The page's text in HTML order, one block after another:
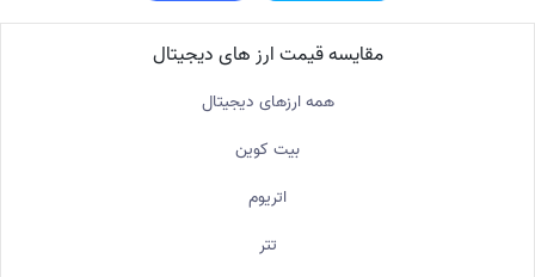
مقایسه قیمت ارز های دیجیتال
همه ارزهای دیجیتال
بیت کوین
اتریوم
تتر